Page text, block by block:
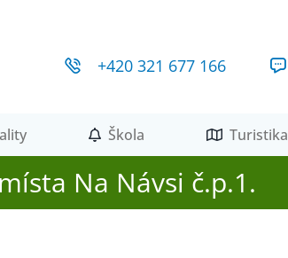
+420 321 677 166
Škola Turistika
Na Návsi č.p.1.